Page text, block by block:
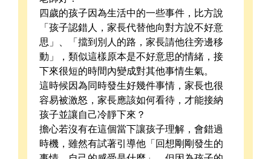
四歲的孩子因為生活中的一些事件，比方說
「孩子認錯人，家長代替他向對方說不好意
思」、「擋到別人的路，家長請他往旁邊移
動」，類似這樣原本是不好意思的情緒，接
下來很短的時間內變成對其他事情生氣。
這時候因為同時發生好幾件事情，家長也很
容易被激怒，家長應該如何看待，才能接納
孩子並讓自己冷靜下來？
擔心若沒有在這個當下讓孩子理解，會錯過
時機，雖然有試著引導他「回想剛剛發生的